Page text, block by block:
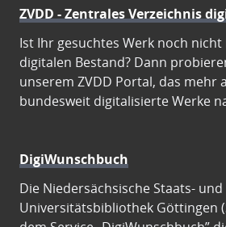
ZVDD - Zentrales Verzeichnis
Ist Ihr gesuchtes Werk noch
digitalen Bestand? Dann
unserem ZVDD Portal, das mehr
bundesweit digitalisierte Werke
DigiWunschbuch
Die Niedersächsische Staats- und
Universitätsbibliothek Göttingen